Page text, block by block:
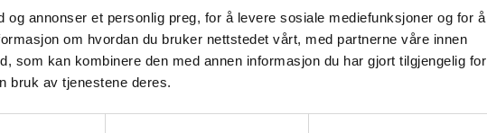
annonser et personlig preg, for å levere sosiale mediefunksjoner og for å
om hvordan du bruker nettstedet vårt, med partnerne våre innen
som kan kombinere den med annen informasjon du har gjort tilgjengelig for
bruk av tjenestene deres.
Digitalt møte